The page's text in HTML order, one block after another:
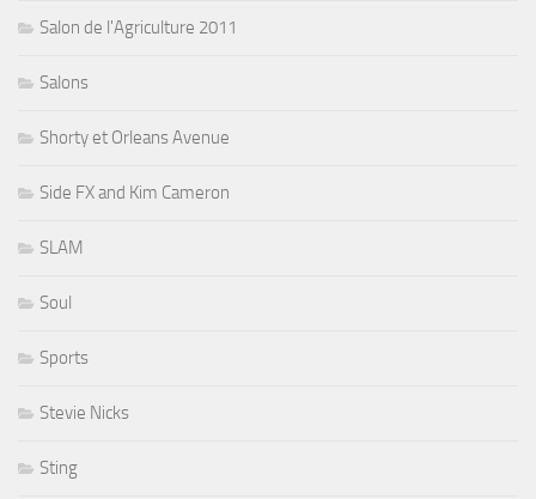
Salon de l'Agriculture 2011
Salons
Shorty et Orleans Avenue
Side FX and Kim Cameron
SLAM
Soul
Sports
Stevie Nicks
Sting